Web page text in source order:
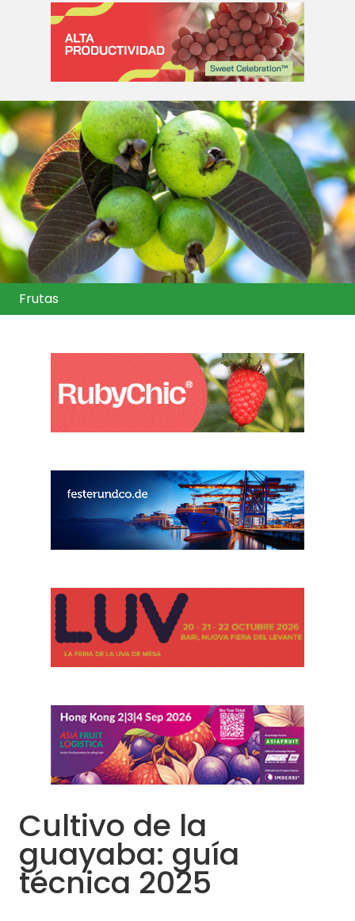
Frutas
Cultivo de la
guayaba: guía
técnica 2025